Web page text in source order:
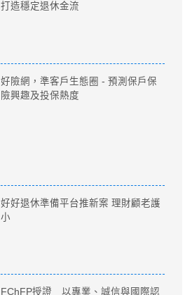
打造穩定退休金流
好險網，準客戶生態圈 - 預測保戶保
險興趣及投保熱度
好好退休準備平台推新案 理財顧老護
小
FChFP授證 以專業、誠信與國際認